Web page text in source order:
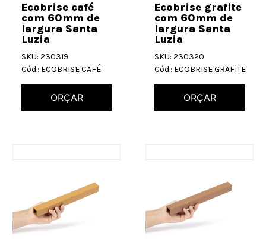
Ecobrise café
com 60mm de
largura Santa
Luzia
SKU: 230319
Cód.: ECOBRISE CAFÉ
ORÇAR
Ecobrise grafite
com 60mm de
largura Santa
Luzia
SKU: 230320
Cód.: ECOBRISE GRAFITE
ORÇAR